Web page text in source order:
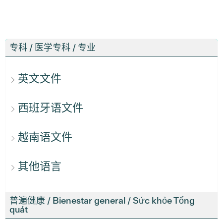
专科 / 医学专科 / 专业
英文文件
西班牙语文件
越南语文件
其他语言
普遍健康 / Bienestar general / Sức khỏe Tổng
quát